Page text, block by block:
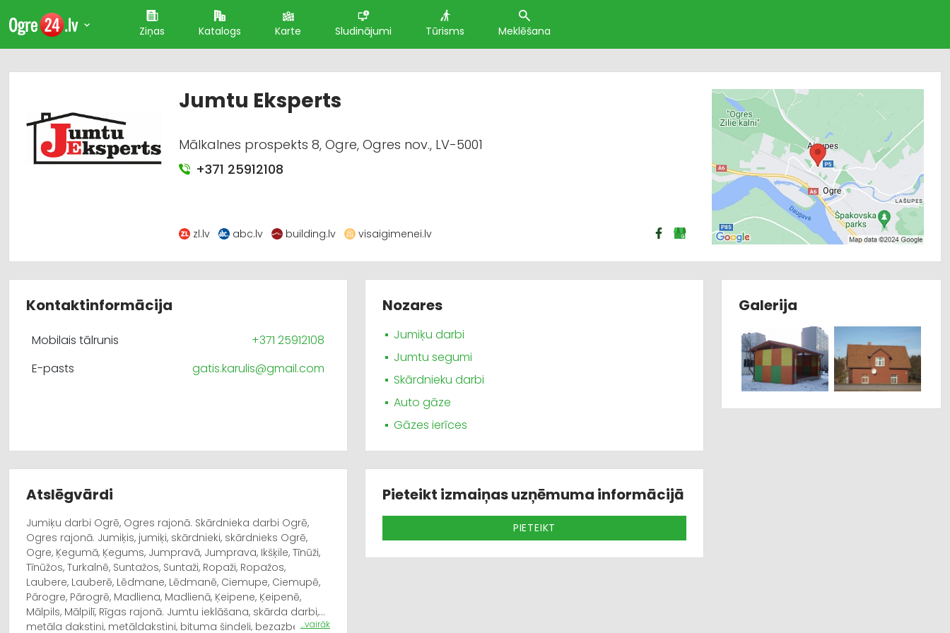
Ziņas Katalogs Karte Sludinājumi Tūrisms Meklēšana
Jumtu Eksperts
Mālkalnes prospekts 8, Ogre, Ogres nov., LV-5001
+371 25912108
zl.lv abc.lv building.lv visaigimenei.lv
Kontaktinformācija
Mobilais tālrunis
+371 25912108
E-pasts
gatis.karulis@gmail.com
Nozares
Jumiķu darbi
Jumtu segumi
Skārdnieku darbi
Auto gāze
Gāzes ierīces
Atslēgvārdi
Jumiķu darbi Ogrē, Ogres rajonā. Skārdnieka darbi Ogrē,
Ogres rajonā. Jumiķis, jumiķi, skārdnieki, skārdnieks Ogrē,
Ogre, Ķegumā, Ķegums, Jumpravā, Jumprava, Ikšķile, Tīnūži,
Tīnūžos, Turkalnē, Suntažos, Suntaži, Ropaži, Ropažos,
Laubere, Lauberē, Lēdmane, Lēdmanē, Ciemupe, Ciemupē,
Pārogre, Pārogrē, Madliena, Madlienā, Ķeipene, Ķeipenē,
Mālpils, Mālpilī, Rīgas rajonā. Jumtu ieklāšana, skārda darbi,
metāla dakstiņi, metāldakstiņi, bituma šindeļi, bezazbesta...vairāk
Pieteikt izmaiņas uzņēmuma informācijā
PIETEIKT
Galerija